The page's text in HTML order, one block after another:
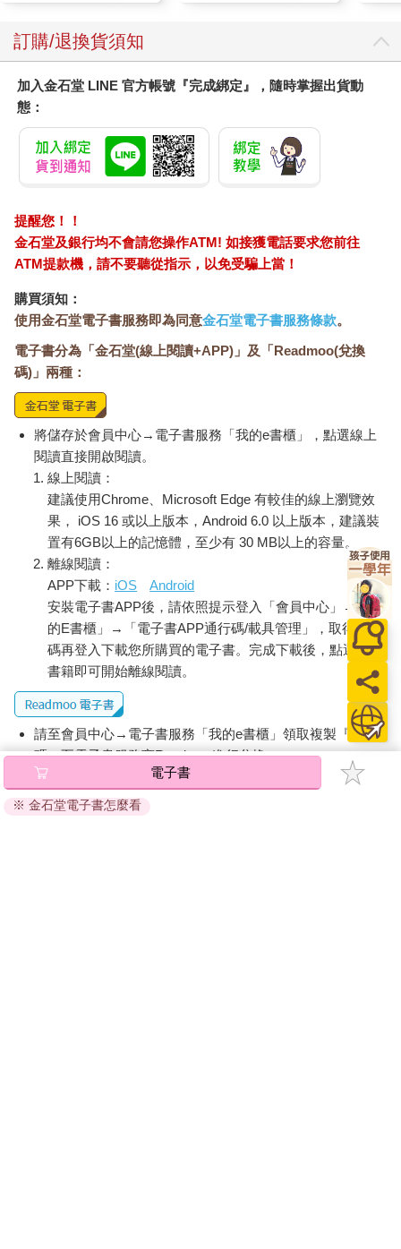
訂購/退換貨須知
加入金石堂 LINE 官方帳號『完成綁定』，隨時掌握出貨動
態：
提醒您！！
金石堂及銀行均不會請您操作ATM! 如接獲電話要求您前往
ATM提款機，請不要聽從指示，以免受騙上當！
購買須知：
使用金石堂電子書服務即為同意金石堂電子書服務條款。
電子書分為「金石堂(線上閱讀+APP)」及「Readmoo(兌換
碼)」兩種：
將儲存於會員中心→電子書服務「我的e書櫃」，點選線上
閱讀直接開啟閱讀。
線上閱讀：
建議使用Chrome、Microsoft Edge 有較佳的線上瀏覽效
果， iOS 16 或以上版本，Android 6.0 以上版本，建議裝
置有6GB以上的記憶體，至少有 30 MB以上的容量。
離線閱讀：
APP下載： iOS
Android
安裝電子書APP後，請依照提示登入「會員中心」→「我
的E書櫃」→「電子書APP通行碼/載具管理」，取得通行
碼再登入下載您所購買的電子書。完成下載後，點選任一
書籍即可開始離線閱讀。
請至會員中心→電子書服務「我的e書櫃」領取複製『兌換
碼』至電子書服務商Readmoo進行兌換。
退換貨須知：
因版權保護，您在金石堂所購買的電子書僅能以金石堂專屬
電子書
※ 金石堂電子書怎麼看